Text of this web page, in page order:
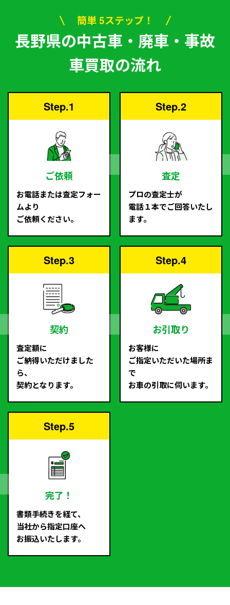
簡単 5ステップ！
長野県の中古車・廃車・事故
車買取の流れ
Step.1
ご依頼
お電話または査定フォー
ムより
ご依頼ください。
Step.2
査定
プロの査定士が
電話１本でご回答いたし
ます。
Step.3
契約
査定額に
ご納得いただけました
ら、
契約となります。
Step.4
お引取り
お客様に
ご指定いただいた場所ま
で
お車の引取に伺います。
Step.5
完了！
書類手続きを経て、
当社から指定口座へ
お振込いたします。